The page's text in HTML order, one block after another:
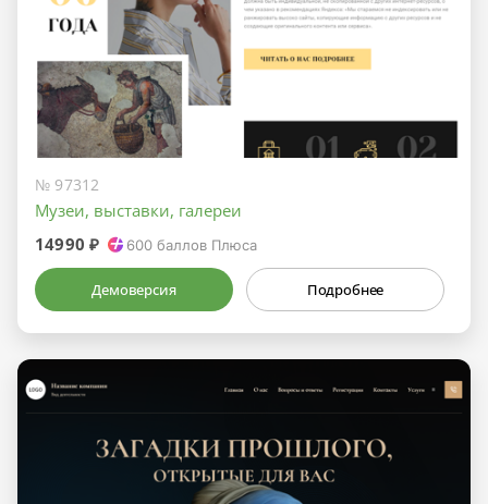
№ 97312
Музеи, выставки, галереи
14990 ₽
600 баллов Плюса
Демоверсия Подробнее